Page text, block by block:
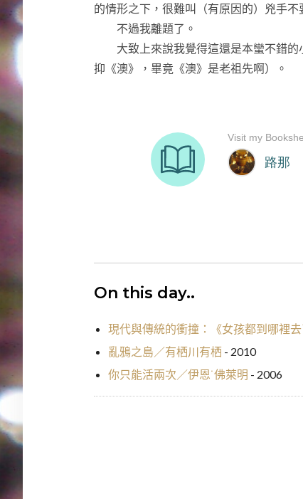
的情形之下，很難叫（有原因的）兇手
不過我離題了。
大致上來說我覺得這還是本蠻不錯的
抑《澳》，畢竟《澳》是老祖先啊）。
On this day..
現代與傳統的衝撞：《女孩都到哪裡
亂鴉之島／有栖川有栖 - 2010
你只能活兩次／伊恩˙佛萊明 - 2006